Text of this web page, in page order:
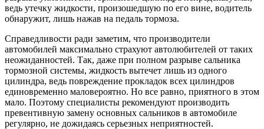
ведь утечку жидкости, произошедшую по его вине, водитель
обнаружит, лишь нажав на педаль тормоза.
Справедливости ради заметим, что производители
автомобилей максимально страхуют автолюбителей от таких
неожиданностей. Так, даже при полном разрыве сальника
тормозной системы, жидкость вытечет лишь из одного
цилиндра, ведь повреждение прокладок всех цилиндров
единовременно маловероятно. Но все равно, приятного в этом
мало. Поэтому специалисты рекомендуют производить
превентивную замену основных сальников в автомобиле
регулярно, не дожидаясь серьезных неприятностей.